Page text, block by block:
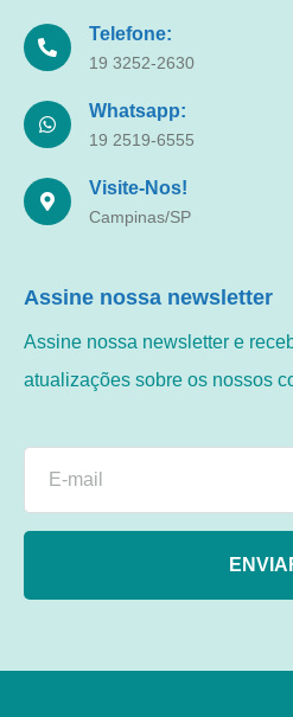
Telefone:
19 3252-2630
Whatsapp:
19 2519-6555
Visite-Nos!
Campinas/SP
Assine nossa newsletter
Assine nossa newsletter e
atualizações sobre os nossos